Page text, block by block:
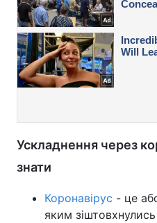
Ускладнення через
знати
Коронавірус - це
яким